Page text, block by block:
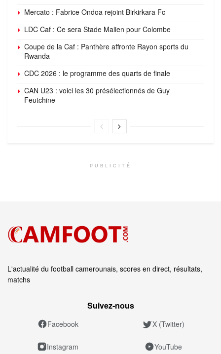
Mercato : Fabrice Ondoa rejoint Birkirkara Fc
LDC Caf : Ce sera Stade Malien pour Colombe
Coupe de la Caf : Panthère affronte Rayon sports du
Rwanda
CDC 2026 : le programme des quarts de finale
CAN U23 : voici les 30 présélectionnés de Guy
Feutchine
PUBLICITÉ
L'actualité du football camerounais, scores en direct, résultats,
matchs
Suivez‑nous
Facebook X (Twitter)
Instagram YouTube